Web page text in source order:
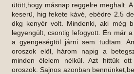
ütött,hogy másnap reggelre meghalt.
keserü, hig fekete kávé, ebédre 2.5
dkg kenyér volt. Mindenki, aki még
legyengült, csontig lefogyott. Én már
a gyengeségtöl járni sem tudtam.
oroszok elöl, három napig a
minden élelem nélkül. Azt hittük
oroszok. Sajnos azonban